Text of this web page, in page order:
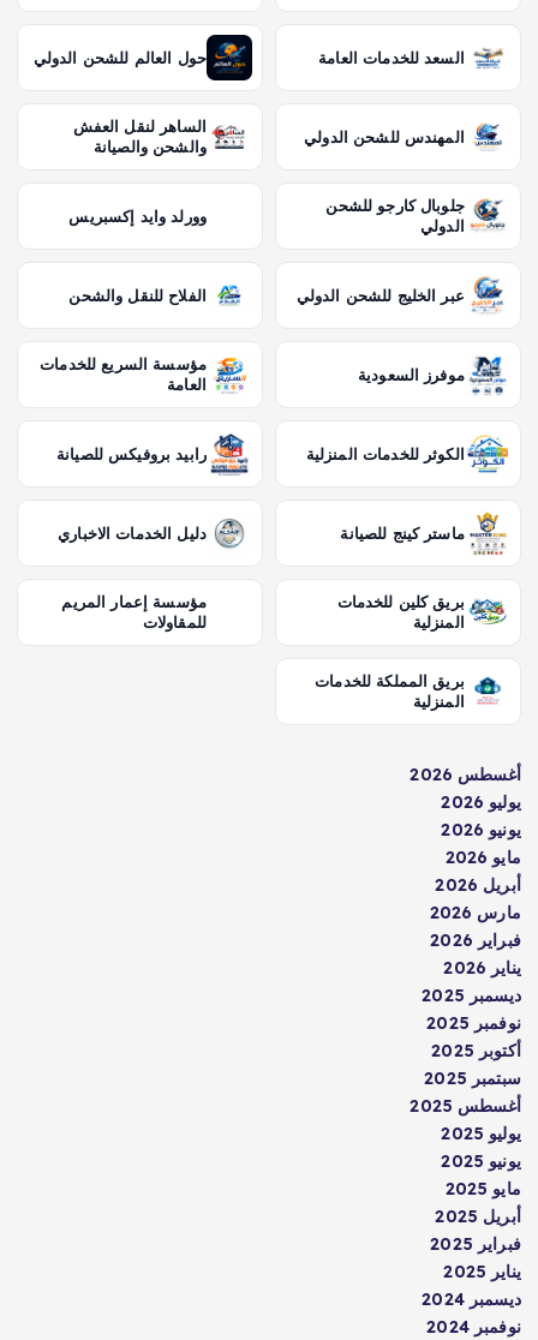
السعد للخدمات العامة حول العالم للشحن الدولي
المهندس للشحن الدولي
الساهر لنقل العفش
والشحن والصيانة
جلوبال كارجو للشحن
الدولي
وورلد وايد إكسبريس
عبر الخليج للشحن الدولي الفلاح للنقل والشحن
موفرز السعودية
مؤسسة السريع للخدمات
العامة
الكوثر للخدمات المنزلية رابيد بروفيكس للصيانة
ماستر كينج للصيانة دليل الخدمات الاخباري
بريق كلين للخدمات
المنزلية
مؤسسة إعمار المريم
للمقاولات
بريق المملكة للخدمات
المنزلية
أغسطس 2026
يوليو 2026
يونيو 2026
مايو 2026
أبريل 2026
مارس 2026
فبراير 2026
يناير 2026
ديسمبر 2025
نوفمبر 2025
أكتوبر 2025
سبتمبر 2025
أغسطس 2025
يوليو 2025
يونيو 2025
مايو 2025
أبريل 2025
فبراير 2025
يناير 2025
ديسمبر 2024
نوفمبر 2024